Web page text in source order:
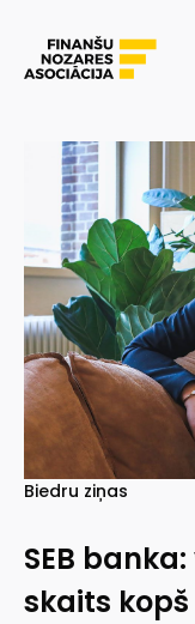
Biedru ziņas
SEB
skaits